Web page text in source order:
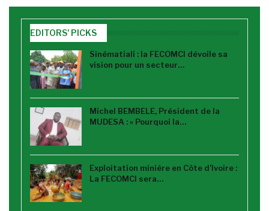
EDITORS' PICKS
Sinématiali : la FECOMCI dévoile sa
vision pour un secteur…
Michel BEMBELE, Président de la
MUDESA : « Pourquoi la…
Exploitation minière en Côte d’Ivoire :
La FECOMCI sera…